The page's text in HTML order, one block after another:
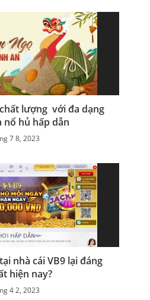
lượng với đa dạng
nổ hủ hấp dẫn
7 8, 2023
nhà cái VB9 lại đáng
hiện nay?
4 2, 2023